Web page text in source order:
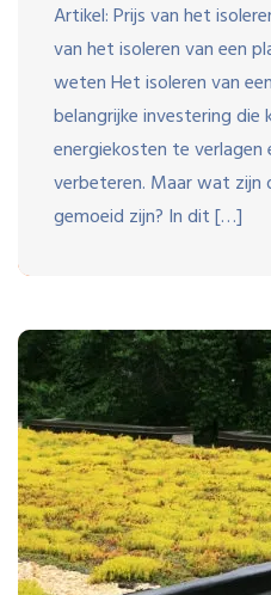
Artikel: Prijs van het
van het isoleren van een
weten Het isoleren van
belangrijke investering die
energiekosten te
verbeteren. Maar wat zijn
gemoeid zijn? In dit […]